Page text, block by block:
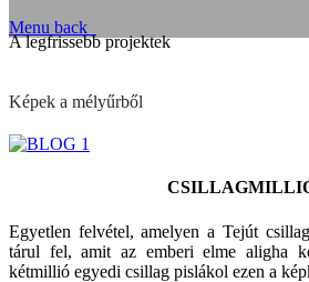
Menu back
A legfrissebb projektek
Képek a mélyűrből
Egyetlen felvétel, amelyen a Tejút
tárul fel, amit az emberi elme aligha
kétmillió egyedi csillag pislákol ezen a